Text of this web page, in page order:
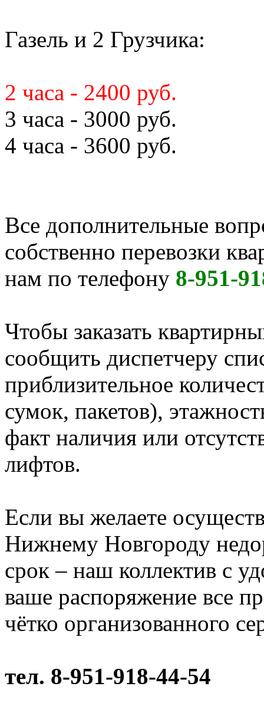
Газель и 2 Грузчика:
2 часа - 2400 руб.
3 часа - 3000 руб.
4 часа - 3600 руб.
Все дополнительные
собственно перевозки
нам по телефону 8-951-
Чтобы заказать
сообщить диспетчеру
приблизительное
сумок, пакетов),
факт наличия или
лифтов.
Если вы желаете
Нижнему Новгороду
срок – наш коллектив с
ваше распоряжение все
чётко организованного
тел. 8-951-918-44-54